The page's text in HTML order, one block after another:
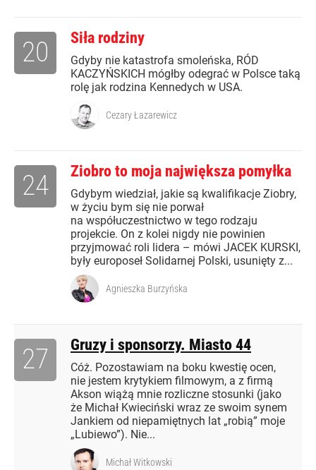
Siła rodziny
Gdyby nie katastrofa smoleńska, RÓD
KACZYŃSKICH mógłby odegrać w Polsce taką
rolę jak rodzina Kennedych w USA.
20
Cezary Łazarewicz
Ziobro to moja największa pomyłka
Gdybym wiedział, jakie są kwalifikacje Ziobry,
w życiu bym się nie porwał
na współuczestnictwo w tego rodzaju
projekcie. On z kolei nigdy nie powinien
przyjmować roli lidera – mówi JACEK KURSKI,
były europoseł Solidarnej Polski, usunięty z...
24
Agnieszka Burzyńska
Gruzy i sponsorzy. Miasto 44
Cóż. Pozostawiam na boku kwestię ocen,
nie jestem krytykiem filmowym, a z firmą
Akson wiążą mnie rozliczne stosunki (jako
że Michał Kwieciński wraz ze swoim synem
Jankiem od niepamiętnych lat „robią” moje
„Lubiewo”). Nie...
27
Michał Witkowski